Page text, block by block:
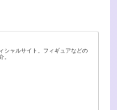
シャルサイト。フィギュアなどの
。